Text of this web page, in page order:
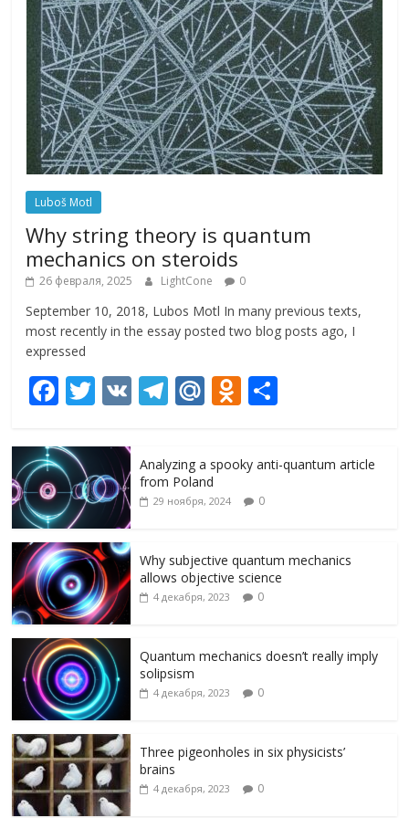
Luboš Motl
Why string theory is quantum
mechanics on steroids
26 февраля, 2025 LightCone 0
September 10, 2018, Lubos Motl In many previous texts,
most recently in the essay posted two blog posts ago, I
expressed
F
e
b
o
o
k
T
itt
er
V T
gr
a
M
R
u
O
n
o
kl
s
ni
р
и
т
Analyzing a spooky anti-quantum article
from Poland
29 ноября, 2024 0
Why subjective quantum mechanics
allows objective science
4 декабря, 2023 0
Quantum mechanics doesn’t really imply
solipsism
4 декабря, 2023 0
Three pigeonholes in six physicists’
brains
4 декабря, 2023 0